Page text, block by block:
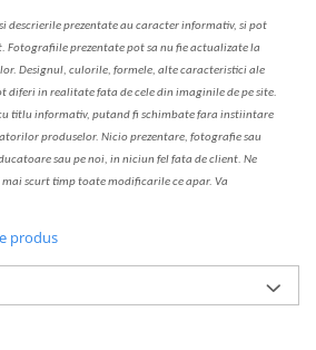
sidescrierileprezentate au caracter informativ, si pot
Fotografiile prezentate pot sa nu fie actualizate la
Designul, culorile, formele, alte caracteristici ale
diferi in realitate fata de cele din imaginile de pe site.
titlu informativ, putand fi schimbate fara instiintare
atorilor produselor. Nicio prezentare, fotografie sau
sau pe noi, in niciun fel fata de client. Ne
mai scurt timp toate modificarile ce apar. Va
produs